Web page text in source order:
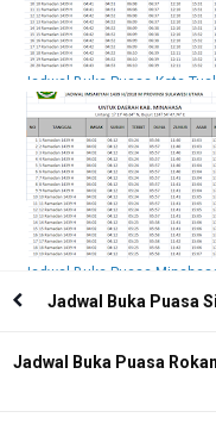
Jadwal Buka Puasa Kota
Ini Dan Imsakiyah 2018 / 1439
Jadwal Buka Puasa
Jadwal Buka Puasa
Jadwal Buka Puasa